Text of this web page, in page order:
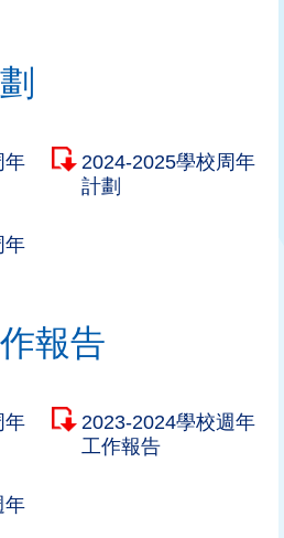
年
2024-2025學校周年
計劃
年
報告
年
2023-2024學校週年
工作報告
年